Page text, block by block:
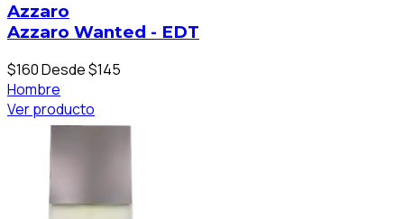
Azzaro
Azzaro Wanted - EDT
$160Desde $145
Hombre
Ver producto